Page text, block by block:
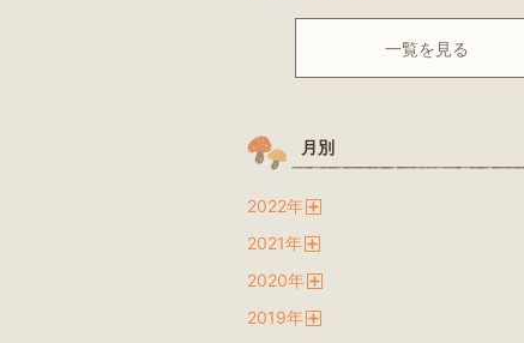
一覧を見る
月別
2022年
2021年
2020年
2019年